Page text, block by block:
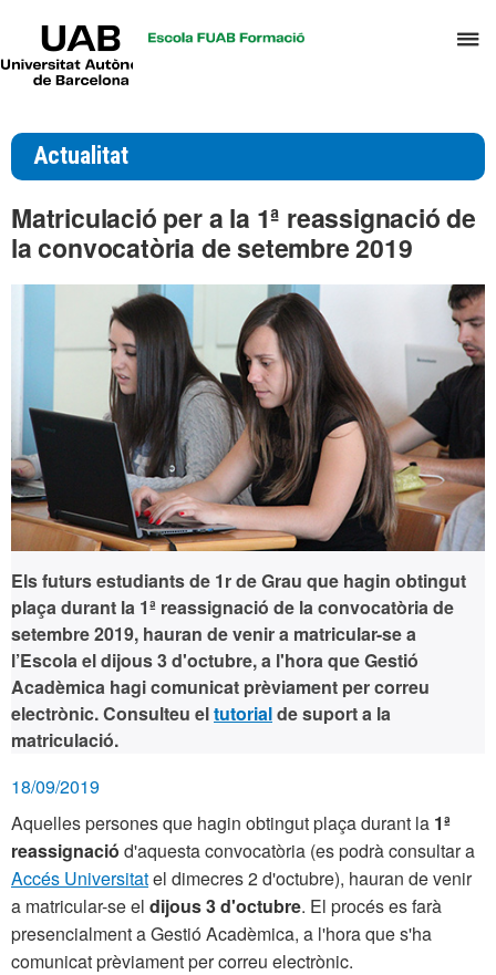
el
Universitat
Actualitat
Matriculació per a la 1ª reassignació de
la convocatòria de setembre 2019
Els futurs estudiants de 1r de Grau que hagin obtingut
plaça durant la 1ª reassignació de la convocatòria de
setembre 2019, hauran de venir a matricular-se a
l’Escola eldijous 3 d'octubre, a l'hora que Gestió
Acadèmica hagi comunicat prèviament per correu
electrònic. Consulteu eltutorialde suport a la
matriculació.
18/09/2019
Aquelles persones que hagin obtingut plaça durant la 1ª
reassignació d'aquesta convocatòria (es podrà consultar a
Accés Universitatel dimecres 2 d'octubre), hauran de venir
a matricular-se el dijous 3 d'octubre. El procés es farà
presencialment a Gestió Acadèmica, a l'hora que s'ha
comunicat prèviament per correu electrònic.